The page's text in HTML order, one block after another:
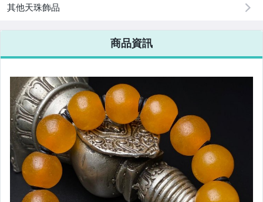
其他天珠飾品
商品資訊